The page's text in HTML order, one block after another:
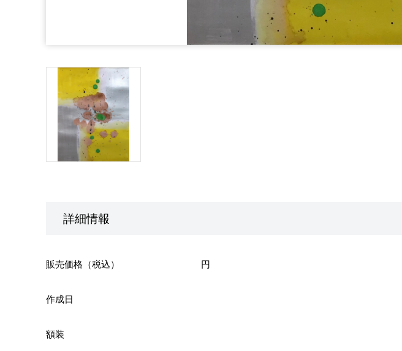
詳細情報
販売価格（税込） 円
作成日
額装